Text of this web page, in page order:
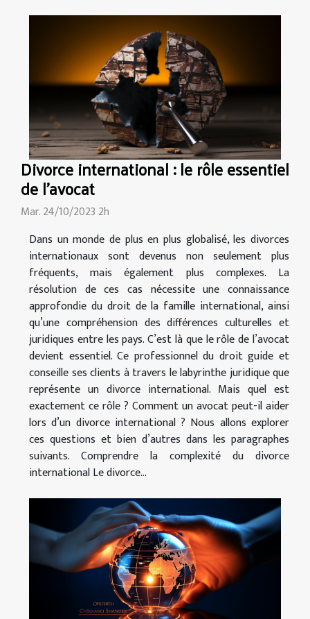
Divorce international : le rôle essentiel
de l'avocat
Mar. 24/10/2023 2h
Dans un monde de plus en plus globalisé, les divorces
internationaux sont devenus non seulement plus
fréquents, mais également plus complexes. La
résolution de ces cas nécessite une connaissance
approfondie du droit de la famille international, ainsi
qu’une compréhension des différences culturelles et
juridiques entre les pays. C’est là que le rôle de l’avocat
devient essentiel. Ce professionnel du droit guide et
conseille ses clients à travers le labyrinthe juridique que
représente un divorce international. Mais quel est
exactement ce rôle ? Comment un avocat peut-il aider
lors d’un divorce international ? Nous allons explorer
ces questions et bien d’autres dans les paragraphes
suivants. Comprendre la complexité du divorce
international Le divorce...